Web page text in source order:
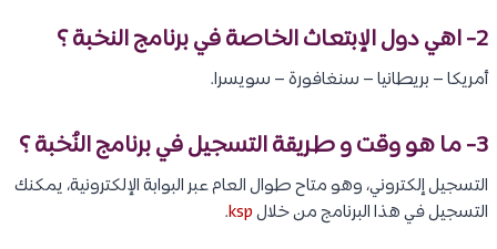
2- اهي دول الإبتعاث الخاصة في برنامج النخبة ؟
أمريكا – بريطانيا – سنغافورة – سويسرا.
3- ما هو وقت و طريقة التسجيل في برنامج النُخبة ؟​
التسجيل إلكتروني، وهو متاح طوال العام عبر البوابة الإلكترونية، يمكنك
التسجيل في هذا البرنامج من خلالksp
.